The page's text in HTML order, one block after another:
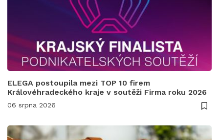
ELEGA postoupila mezi TOP 10 firem
Královéhradeckého kraje v soutěži Firma roku 2026
06 srpna 2026